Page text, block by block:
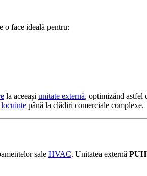
o face ideală pentru:
la aceeași unitate externă, optimizând astfel
locuințe până la clădiri comerciale complexe.
sale HVAC. Unitatea externă